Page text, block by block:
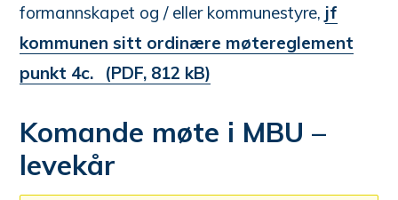
formannskapet og / eller kommunestyre, jf
kommunen sitt ordinære møtereglement
punkt 4c.
(PDF, 812 kB)
Komande møte i MBU –
levekår